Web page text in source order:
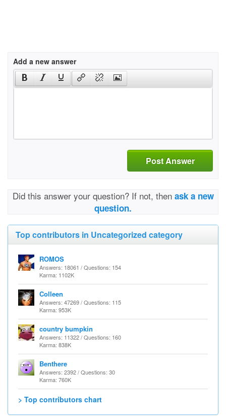
Add a new answer
Post Answer
Did this answer your question? If not, then ask a new
question.
Top contributors in Uncategorized category
ROMOS
Answers: 18061 / Questions: 154
Karma: 1102K
Colleen
Answers: 47269 / Questions: 115
Karma: 953K
country bumpkin
Answers: 11322 / Questions: 160
Karma: 838K
Benthere
Answers: 2392 / Questions: 30
Karma: 760K
> Top contributors chart